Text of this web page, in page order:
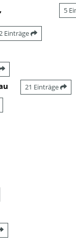
5
Einträge
21 Einträge